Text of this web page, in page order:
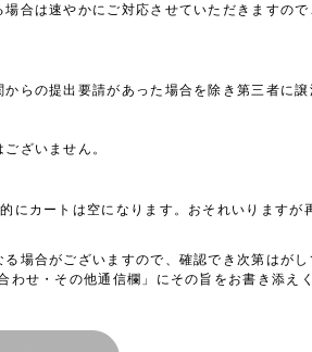
合は速やかにご対応させていただきますので
らの提出要請があった場合を除き第三者に譲
ざいません。
にカートは空になります。おそれいりますが
場合がございますので、確認でき次第はがし
せ・その他通信欄」にその旨をお書き添え